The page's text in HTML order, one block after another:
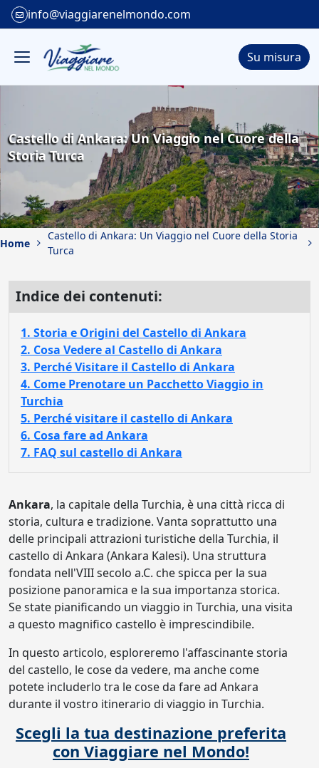
info@viaggiarenelmondo.com
Su misura
Castello di Ankara: Un Viaggio nel Cuore della
Storia Turca
Home
Castello di Ankara: Un Viaggio nel Cuore della Storia
Turca
Indice dei contenuti:
1. Storia e Origini del Castello di Ankara
2. Cosa Vedere al Castello di Ankara
3. Perché Visitare il Castello di Ankara
4. Come Prenotare un Pacchetto Viaggio in
Turchia
5. Perché visitare il castello di Ankara
6. Cosa fare ad Ankara
7. FAQ sul castello di Ankara
Ankara, la capitale della Turchia, è una città ricca di
storia, cultura e tradizione. Vanta soprattutto una
delle principali attrazioni turistiche della Turchia, il
castello di Ankara (Ankara Kalesi). Una struttura
fondata nell'VIII secolo a.C. che spicca per la sua
posizione panoramica e la sua importanza storica.
Se state pianificando un viaggio in Turchia, una visita
a questo magnifico castello è imprescindibile.
In questo articolo, esploreremo l'affascinante storia
del castello, le cose da vedere, ma anche come
potete includerlo tra le cose da fare ad Ankara
durante il vostro itinerario di viaggio in Turchia.
Scegli la tua destinazione preferita
con Viaggiare nel Mondo!